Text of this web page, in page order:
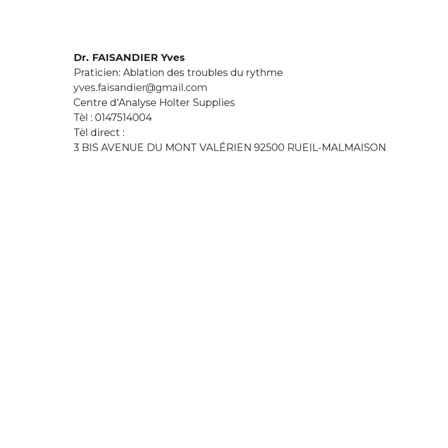
Dr. FAISANDIER Yves
Praticien: Ablation des troubles du rythme
yves.faisandier@gmail.com
Centre d'Analyse Holter Supplies
Tèl : 0147514004
Tèl direct :
3 BIS AVENUE DU MONT VALÉRIEN 92500 RUEIL-MALMAISON